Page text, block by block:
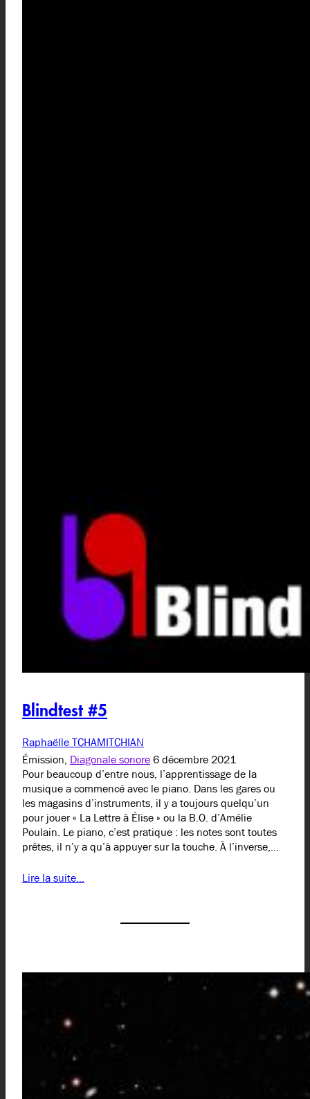
Blindtest #5
Raphaëlle TCHAMITCHIAN
Émission, Diagonale sonore6 décembre 2021
Pour beaucoup d’entre nous, l’apprentissage de la
musique a commencé avec le piano. Dans les gares ou
les magasins d’instruments, il y a toujours quelqu’un
pour jouer « La Lettre à Élise » ou la B.O. d’Amélie
Poulain. Le piano, c’est pratique : les notes sont toutes
prêtes, il n’y a qu’à appuyer sur la touche. À l’inverse,…
Lire la suite…